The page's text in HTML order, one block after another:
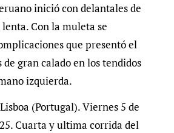
inició con delantales de
Con la muleta se
que presentó el
de gran calado en los tendidos
izquierda.
(Portugal). Viernes 5 de
Cuarta y ultima corrida del